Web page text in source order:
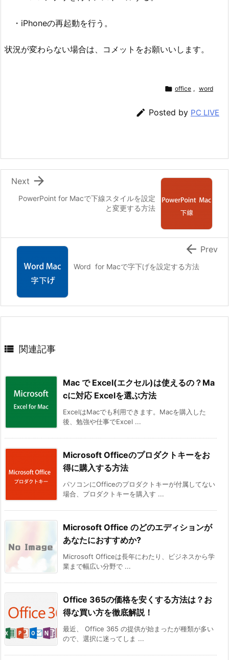
・iPhoneの再起動を行う。
状況が変わらない場合は、コメットをお願いいします。
 office , word
 Posted by PC LIVE
PowerPoint for Macで下線スタイルを設定
と変更する方法

Next
Word for Macで字下げを設定する方法
 Prev
 関連記事
Mac で Excel(エクセル)は使えるの？Ma
cに対応 Excelを選ぶ方法
ExcelはMacでも利用できます。Macを購入した
後、勉強や仕事でExcel ...
Microsoft Officeのプロダクトキーをお
得に購入する方法
パソコンにOfficeのプロダクトキーが付属してない
場合、プロダクトキーを購入す ...
Microsoft Office のどのエディションが
あなたにおすすめか?
Microsoft Officeは長年にわたり、ビジネスから学
業まで幅広い分野で ...
Office 365の価格を安くする方法は？お
得な買い方を徹底解説！
最近、 Office 365 の提供が始まったが種類が多い
ので、選択に迷ってしま ...